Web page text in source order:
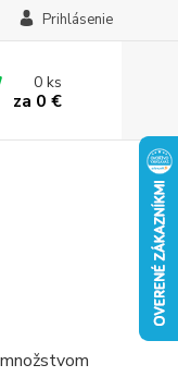
Prihlásenie
0ks
za 0 €